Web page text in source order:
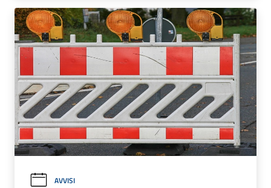
AVVISI